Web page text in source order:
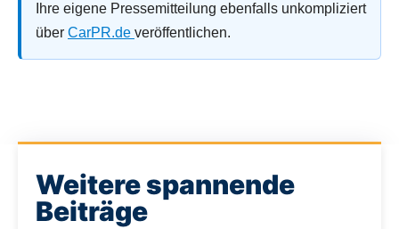
Ihre eigene Pressemitteilung ebenfalls unkompliziert
über CarPR.de veröffentlichen.
Weitere spannende
Beiträge